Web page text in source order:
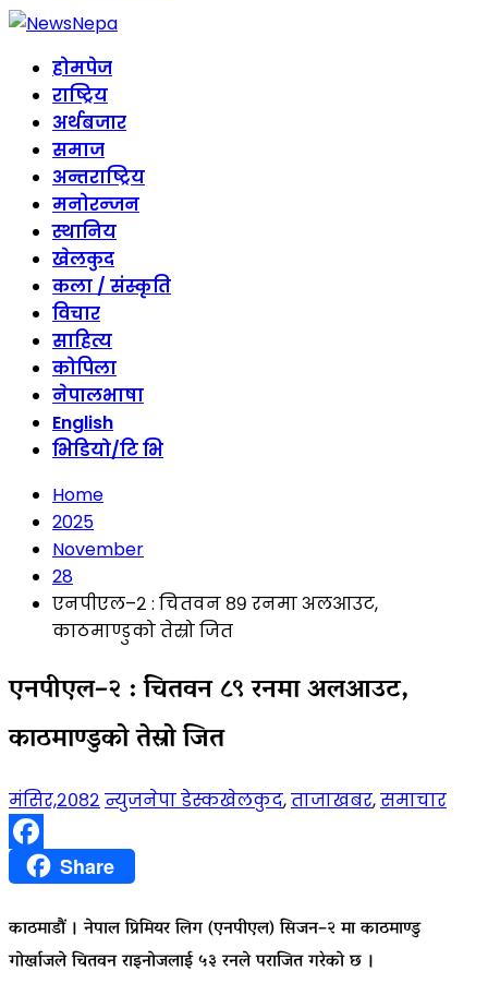
होमपेज
राष्ट्रिय
अर्थबजार
समाज
अन्तराष्ट्रिय
मनोरन्जन
स्थानिय
खेलकुद
कला / संस्कृति
विचार
साहित्य
कोपिला
नेपालभाषा
English
भिडियो/टि भि
Home
2025
November
28
एनपीएल–२ : चितवन ८९ रनमा अलआउट,
काठमाण्डुको तेस्रो जित
एनपीएल–२ : चितवन ८९ रनमा अलआउट,
काठमाण्डुको तेस्रो जित
मंसिर,२०८२ न्युजनेपा डेस्कखेलकुद,ताजाखबर,समाचार
FacebookShare
काठमाडौं । नेपाल प्रिमियर लिग (एनपीएल) सिजन–२ मा काठमाण्डु
गोर्खाजले चितवन राइनोजलाई ५३ रनले पराजित गरेको छ ।